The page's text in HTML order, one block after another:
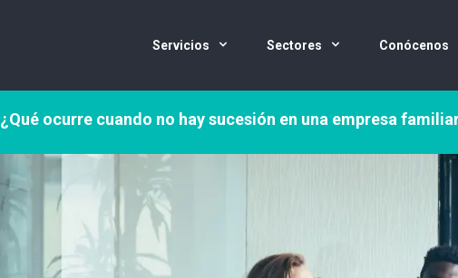
Servicios Sectores Conócenos
¿Qué ocurre cuando no hay sucesión en una empresa